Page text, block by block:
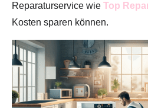
Reparaturservice wie Top
Kosten sparen können.